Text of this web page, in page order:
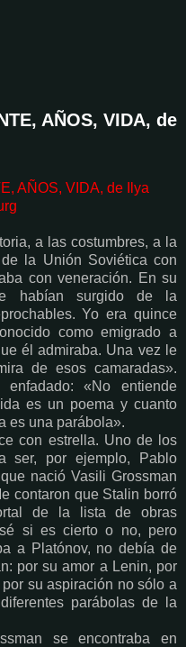
AÑOS, VIDA, de
AÑOS, VIDA, de Ilya
a las costumbres, a la
la Unión Soviética con
con veneración. En su
habían surgido de la
Yo era quince
como emigrado a
él admiraba. Una vez le
de esos camaradas».
enfadado: «No entiende
es un poema y cuanto
es una parábola».
con estrella. Uno de los
ser, por ejemplo, Pablo
nació Vasili Grossman
contaron que Stalin borró
de la lista de obras
si es cierto o no, pero
a Platónov, no debía de
por su amor a Lenin, por
su aspiración no sólo a
parábolas de la
se encontraba en